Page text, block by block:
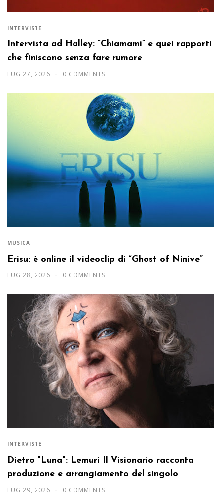
INTERVISTE
Intervista ad Halley: “Chiamami” e quei rapporti
che finiscono senza fare rumore
LUG 27, 2026 0 COMMENTS
MUSICA
Erisu: è online il videoclip di “Ghost of Ninive”
LUG 28, 2026 0 COMMENTS
INTERVISTE
Dietro "Luna": Lemuri Il Visionario racconta
produzione e arrangiamento del singolo
LUG 29, 2026 0 COMMENTS